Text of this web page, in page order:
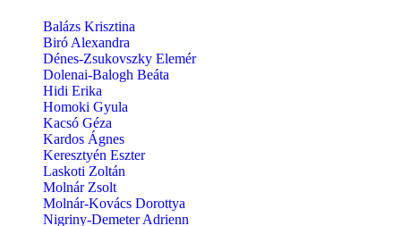
Balázs Krisztina
Biró Alexandra
Dénes-Zsukovszky Elemér
Dolenai-Balogh Beáta
Hidi Erika
Homoki Gyula
Kacsó Géza
Kardos Ágnes
Keresztyén Eszter
Laskoti Zoltán
Molnár Zsolt
Molnár-Kovács Dorottya
Nigriny-Demeter Adrienn